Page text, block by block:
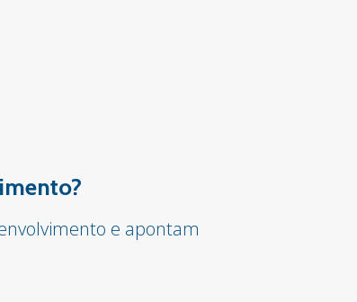
e apontam